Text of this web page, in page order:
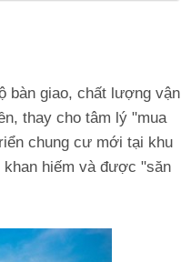
bàn giao, chất lượng vận
thay cho tâm lý "mua
chung cư mới tại khu
hiếm và được "săn